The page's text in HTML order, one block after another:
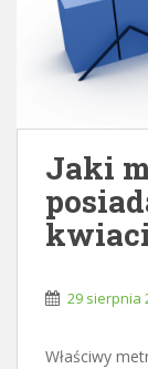
Jaki
29 sierpnia
Właściwy